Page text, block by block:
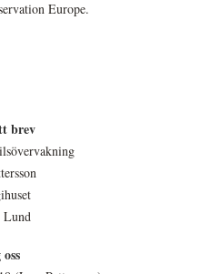
Europe.
brev
Lund